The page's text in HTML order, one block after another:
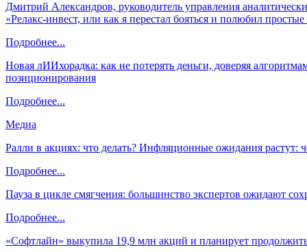
Дмитрий Александров, руководитель управления
«Релакс-инвест, или как я перестал бояться и полюбил
Подробнее...
Новая лИИхорадка: как не потерять деньги, доверяя
позиционирования
Подробнее...
Медиа
Ралли в акциях: что делать? Инфляционные ожидания
Подробнее...
Пауза в цикле смягчения: большинство экспертов ожидают
Подробнее...
«Софтлайн» выкупила 19,9 млн акций и планирует